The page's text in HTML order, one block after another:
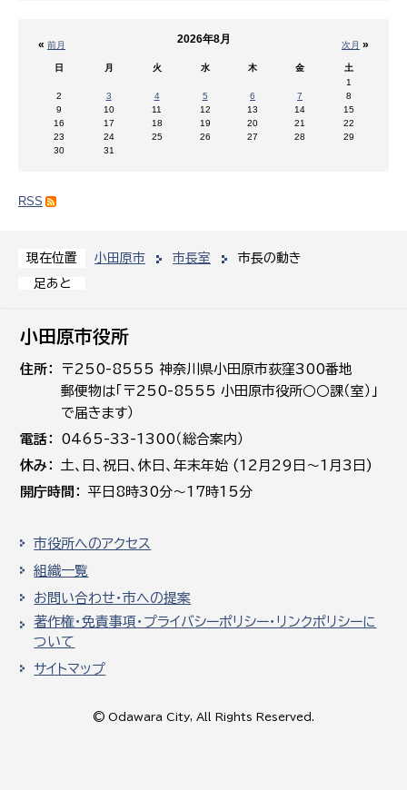
現在位置 小田原市 市長室
市長の動き
足あと
« 前月 次月 »
2026年8月
日 月 火 水 木 金
土
1
2
3 4 5 6 7
8
9
10 11 12 13 14
15
16
17 18 19 20 21
22
23
24 25 26 27 28
29
30
31
RSS
小田原市役所
住所
〒250-8555 神奈川県小田原市荻窪300番地
郵便物は「〒250-8555 小田原市役所○○課（室）」
で届きます）
電話
0465-33-1300（総合案内）
休み
土､日､祝日、休日、年末年始 (12月29日～1月3日)
開庁時間
平日8時30分～17時15分
市役所へのアクセス
組織一覧
お問い合わせ・市への提案
著作権・免責事項・プライバシーポリシー・リンクポリシーに
ついて
サイトマップ
© Odawara City, All Rights Reserved.